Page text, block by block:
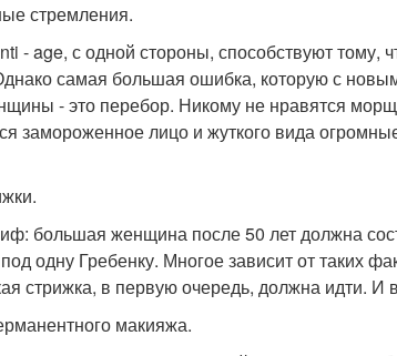
стремления.
- age, с одной стороны, способствуют тому,
самая большая ошибка, которую с
- это перебор. Никому не нравятся
замороженное лицо и жуткого вида
большая женщина после 50 лет должна
одну Гребенку. Многое зависит от таких
стрижка, в первую очередь, должна идти. И
макияжа.